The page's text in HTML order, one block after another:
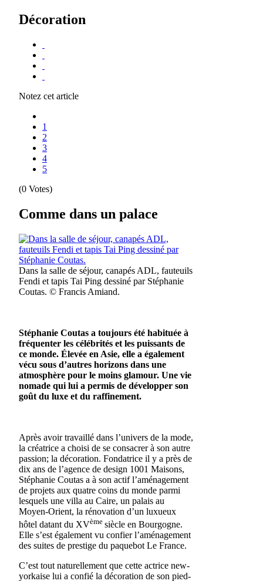
Décoration
Notez cet article
1
2
3
4
5
(0 Votes)
Comme dans un palace
Dans la salle de séjour, canapés ADL, fauteuils
Fendi et tapis Tai Ping dessiné par Stéphanie
Coutas. © Francis Amiand.
Stéphanie Coutas a toujours été habituée à
fréquenter les célébrités et les puissants de
ce monde. Élevée en Asie, elle a également
vécu sous d’autres horizons dans une
atmosphère pour le moins glamour. Une vie
nomade qui lui a permis de développer son
goût du luxe et du raffinement.
Après avoir travaillé dans l’univers de la mode,
la créatrice a choisi de se consacrer à son autre
passion; la décoration. Fondatrice il y a près de
dix ans de l’agence de design 1001 Maisons,
Stéphanie Coutas a à son actif l’aménagement
de projets aux quatre coins du monde parmi
lesquels une villa au Caire, un palais au
Moyen-Orient, la rénovation d’un luxueux
hôtel datant du XVème siècle en Bourgogne.
Elle s’est également vu confier l’aménagement
des suites de prestige du paquebot Le France.
C’est tout naturellement que cette actrice new-
yorkaise lui a confié la décoration de son pied-